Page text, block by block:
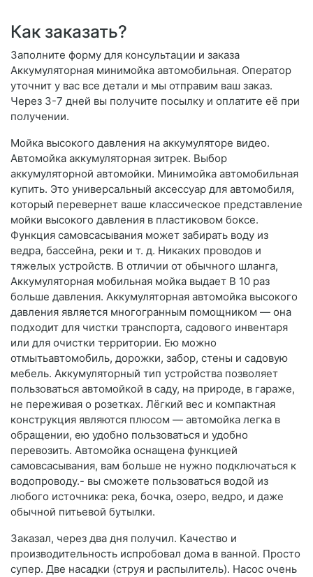
Как заказать?
Заполните форму для консультации и заказа
Аккумуляторная минимойка автомобильная. Оператор
уточнит у вас все детали и мы отправим ваш заказ.
Через 3-7 дней вы получите посылку и оплатите её при
получении.
Мойка высокого давления на аккумуляторе видео.
Автомойка аккумуляторная зитрек. Выбор
аккумуляторной автомойки. Минимойка автомобильная
купить. Это универсальный аксессуар для автомобиля,
который перевернет ваше классическое представление
мойки высокого давления в пластиковом боксе.
Функция самовсасывания может забирать воду из
ведра, бассейна, реки и т. д. Никаких проводов и
тяжелых устройств. В отличии от обычного шланга,
Аккумуляторная мобильная мойка выдает В 10 раз
больше давления. Аккумуляторная автомойка высокого
давления является многогранным помощником — она
подходит для чистки транспорта, садового инвентаря
или для очистки территории. Ею можно
отмытьавтомобиль, дорожки, забор, стены и садовую
мебель. Аккумуляторный тип устройства позволяет
пользоваться автомойкой в саду, на природе, в гараже,
не переживая о розетках. Лёгкий вес и компактная
конструкция являются плюсом — автомойка легка в
обращении, ею удобно пользоваться и удобно
перевозить. Автомойка оснащена функцией
самовсасывания, вам больше не нужно подключаться к
водопроводу.- вы сможете пользоваться водой из
любого источника: река, бочка, озеро, ведро, и даже
обычной питьевой бутылки.
Заказал, через два дня получил. Качество и
производительность испробовал дома в ванной. Просто
супер. Две насадки (струя и распылитель). Насос очень